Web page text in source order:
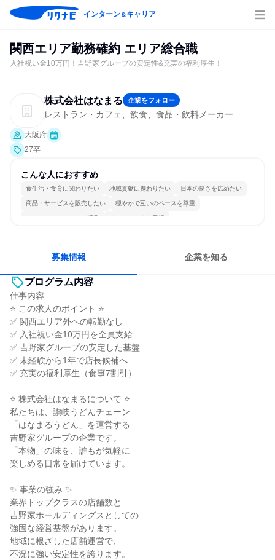
インターン＆キャリア
関西エリア勤務確約 エリア総合職
入社祝い金10万円！吉野家グループの安定性&充実の福利厚生！
株式会社はなまる 企業をフォロー
レストラン・カフェ、飲食、食品・飲料メーカー
大阪府
27卒
こんな人におすすめ
食生活・食育に関わりたい 地域貢献に携わりたい 日本の良さを広めたい
商品・サービスを販売したい 穏やかで互いのペースを尊重
コミュニケーションが活発 チームワークを重視
募集情報 企業を知る
プログラム内容
仕事内容
⭐ この求人のポイント ⭐
✅ 関西エリア外への転勤なし
✅ 入社祝い金10万円を全員支給
✅ 吉野家グループの安定した基盤
✅ 未経験から1年で店長候補へ
✅ 充実の福利厚生（食事7割引）
⭐ 株式会社はなまるについて ⭐
私たちは、讃岐うどんチェーン
「はなまるうどん」を運営する
吉野家グループの企業です。
「本物」の味を、誰もが気軽に
楽しめる日常を届けています。
✨ 事業の強み ✨
業界トップクラスの店舗数と
吉野家ホールディングスとしての
強固な経営基盤があります。
地域に根ざした店舗運営で、
不況に強い安定性を誇ります。